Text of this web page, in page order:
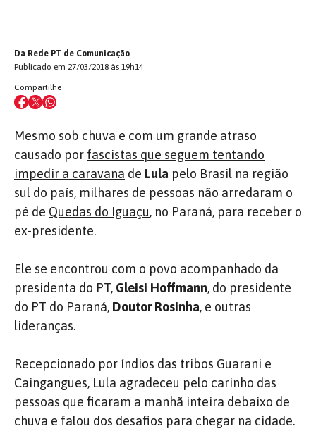
Da Rede PT de Comunicação
Publicado em 27/03/2018 às 19h14
Compartilhe
Mesmo sob chuva e com um grande atraso
causado por fascistas que seguem tentando
impedir a caravana de Lula pelo Brasil na região
sul do país, milhares de pessoas não arredaram o
pé de Quedas do Iguaçu, no Paraná, para receber o
ex-presidente.
Ele se encontrou com o povo acompanhado da
presidenta do PT, Gleisi Hoffmann, do presidente
do PT do Paraná, Doutor Rosinha, e outras
lideranças.
Recepcionado por índios das tribos Guarani e
Caingangues, Lula agradeceu pelo carinho das
pessoas que ficaram a manhã inteira debaixo de
chuva e falou dos desafios para chegar na cidade.